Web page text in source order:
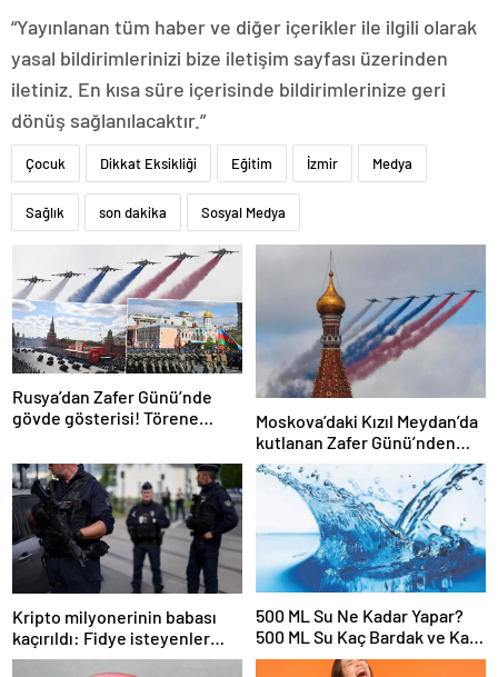
“Yayınlanan tüm haber ve diğer içerikler ile ilgili olarak
yasal bildirimlerinizi bize iletişim sayfası üzerinden
iletiniz. En kısa süre içerisinde bildirimlerinize geri
dönüş sağlanılacaktır.”
Çocuk Dikkat Eksikliği Eğitim İzmir Medya
Sağlık son dakika Sosyal Medya
Rusya’dan Zafer Günü’nde
gövde gösterisi! Törene
Moskova’daki Kızıl Meydan’da
kutlanan Zafer Günü’nden
görüntüler
Kripto milyonerinin babası
kaçırıldı: Fidye isteyenler
parmağını kesti
500 ML Su Ne Kadar Yapar?
500 ML Su Kaç Bardak ve Kaç
Litre Eder?